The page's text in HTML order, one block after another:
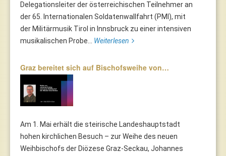
Delegationsleiter der österreichischen Teilnehmer an
der 65. Internationalen Soldatenwallfahrt (PMI), mit
der Militärmusik Tirol in Innsbruck zu einer intensiven
musikalischen Probe... Weiterlesen
Graz bereitet sich auf Bischofsweihe von…
Am 1. Mai erhält die steirische Landeshauptstadt
hohen kirchlichen Besuch – zur Weihe des neuen
Weihbischofs der Diözese Graz-Seckau, Johannes